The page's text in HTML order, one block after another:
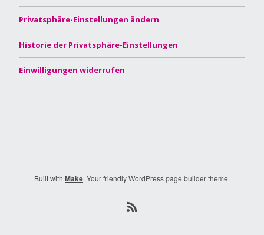
Privatsphäre-Einstellungen ändern
Historie der Privatsphäre-Einstellungen
Einwilligungen widerrufen
Built with Make. Your friendly WordPress page builder theme.